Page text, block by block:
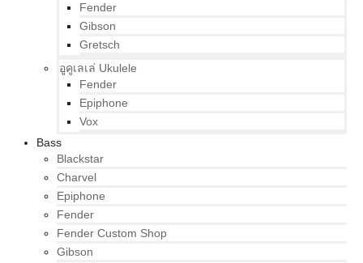
Fender
Gibson
Gretsch
อูคูเลเล่ Ukulele
Fender
Epiphone
Vox
Bass
Blackstar
Charvel
Epiphone
Fender
Fender Custom Shop
Gibson